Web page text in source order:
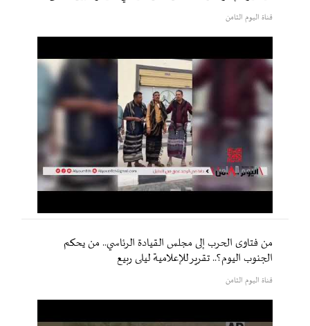
قناة اليوم الثامن
من فتاوى الحرب إلى مجلس القيادة الرئاسي.. من يحكم
الجنوب اليوم؟.. تقرير للإعلامية ليلى ربيع
قناة اليوم الثامن